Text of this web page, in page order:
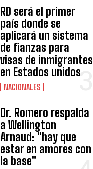
RD será el primer
país donde se
aplicará un sistema
de fianzas para
visas de inmigrantes
en Estados unidos
NACIONALES
Dr. Romero respalda
a Wellington
Arnaud: "hay que
estar en amores con
la base"